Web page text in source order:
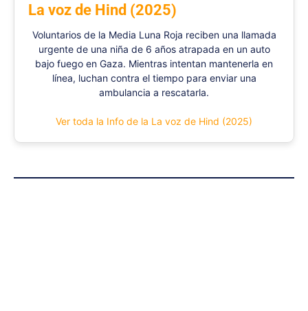
La voz de Hind (2025)
Voluntarios de la Media Luna Roja reciben una llamada
urgente de una niña de 6 años atrapada en un auto
bajo fuego en Gaza. Mientras intentan mantenerla en
línea, luchan contra el tiempo para enviar una
ambulancia a rescatarla.
Ver toda la Info de la La voz de Hind (2025)